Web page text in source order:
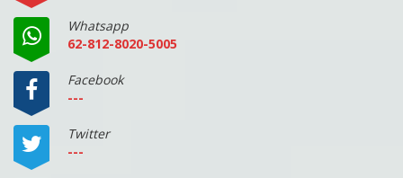
Whatsapp
62-812-8020-5005
Facebook
---
Twitter
---